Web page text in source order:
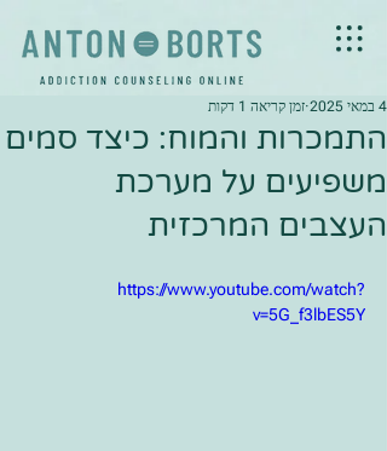
התמכרות והמוח: כיצד סמים
משפיעים על מערכת
העצבים המרכזית
4 במאי 2025 זמן קריאה 1 דקות
https://www.youtube.com/watch?
v=5G_f3lbES5Y